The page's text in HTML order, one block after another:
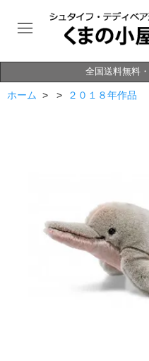
全国送料無料
ホーム > > ２０１８年作品